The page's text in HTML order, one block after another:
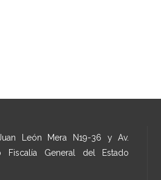
León Mera N19-36 y Av.
Fiscalía General del Estado